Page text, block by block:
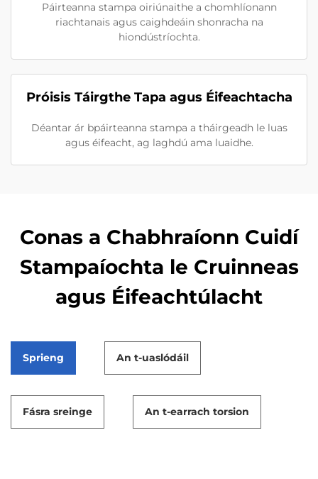
Páirteanna stampa oiriúnaithe a chomhlíonann
riachtanais agus caighdeáin shonracha na
hiondústríochta.
Próisis Táirgthe Tapa agus Éifeachtacha
Déantar ár bpáirteanna stampa a tháirgeadh le luas
agus éifeacht, ag laghdú ama luaidhe.
Conas a Chabhraíonn Cuidí
Stampaíochta le Cruinneas
agus Éifeachtúlacht
Sprieng An t-uaslódáil
Fásra sreinge An t-earrach torsion